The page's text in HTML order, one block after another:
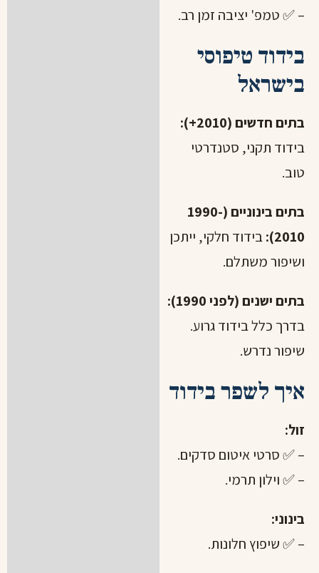
– ✅ טמפ' יציבה זמן רב.
בידוד טיפוסי
בישראל
בתים חדשים (2010+):
בידוד תקני, סטנדרטי
טוב.
בתים בינוניים (1990-
2010):
בידוד חלקי, ייתכן
ושיפור משתלם.
בתים ישנים (לפני 1990):
בדרך כלל בידוד גרוע.
שיפור נדרש.
איך לשפר בידוד
זול:
– ✅ סרטי איטום סדקים.
– ✅ וילון תרמי.
בינוני:
– ✅ שיפוץ חלונות.